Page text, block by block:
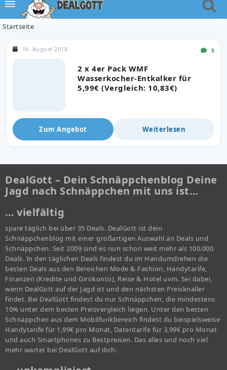
Startseite
2 x 4er Pack WMF
Wasserkocher-Entkalker für
5,99€ (Vergleich: 10,83€)
16. August 2018 5
Zum Angebot Weiterlesen
DealGott – Dein Schnäppchenblog Deine
Jagd nach Schnäppchen mit uns ist…
… vielfältig
spare täglich bei über 35 Deals. DealGott ist dein
Schnäppchenblog mit einer großartigen Auswahl an Deals und
Schnäppchen. Seit 2009 sind es nun schon weit mehr als 100.000
Deals. In den täglichen Deals findest du im Handumdrehen die
besten Deals aus den Bereichen Mode & Fashion, Handytarife,
Finanzen (Kredite und Girokonto), Reise & Hotel uvm. Sei dabei,
wenn DealGott auf der Jagd ist und den nächsten Preisknaller
findet. Bei DealGott findest du nur Schnäppchen, die mindestens
10% unter dem besten Preisvergleich liegen. Unter den besten
Schnäppchen aus dem Mobilfunkbereich findest du beispielsweise
Handytarife für 1,99€ pro Monat, Datentarife für 3,99€ pro Monat
und auch Smartphones zu Bestpreisen. Das alles und noch viel
mehr wartet bei DealGott auf dich.